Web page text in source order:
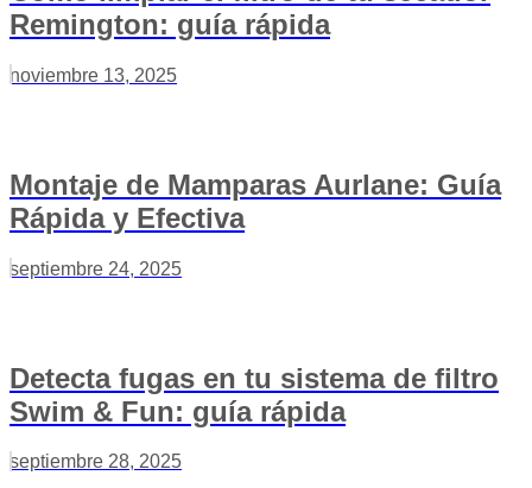
Remington: guía rápida
noviembre 13, 2025
Montaje de Mamparas Aurlane: Guía
Rápida y Efectiva
septiembre 24, 2025
Detecta fugas en tu sistema de filtro
Swim & Fun: guía rápida
septiembre 28, 2025